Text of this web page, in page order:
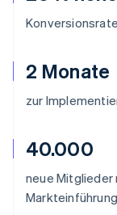
Konversionsrate
2 Monate
zur
40.000
neue Mitglieder
Markteinführung